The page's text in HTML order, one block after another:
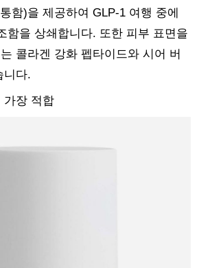
함)을 제공하여 GLP-1 여행 중에
함을 상쇄합니다. 또한 피부 표면을
콜라겐 강화 펩타이드와 시어 버
니다.
가장 적합